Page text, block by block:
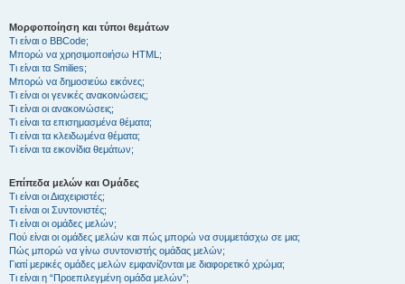
Μορφοποίηση και τύποι θεμάτων
Τι είναι ο BBCode;
Μπορώ να χρησιμοποιήσω HTML;
Τι είναι τα Smilies;
Μπορώ να δημοσιεύω εικόνες;
Τι είναι οι γενικές ανακοινώσεις;
Τι είναι οι ανακοινώσεις;
Τι είναι τα επισημασμένα θέματα;
Τι είναι τα κλειδωμένα θέματα;
Τι είναι τα εικονίδια θεμάτων;
Επίπεδα μελών και Ομάδες
Τι είναι οι Διαχειριστές;
Τι είναι οι Συντονιστές;
Τι είναι οι ομάδες μελών;
Πού είναι οι ομάδες μελών και πώς μπορώ να συμμετάσχω σε μια;
Πώς μπορώ να γίνω συντονιστής ομάδας μελών;
Γιατί μερικές ομάδες μελών εμφανίζονται με διαφορετικό χρώμα;
Τι είναι η “Προεπιλεγμένη ομάδα μελών”;